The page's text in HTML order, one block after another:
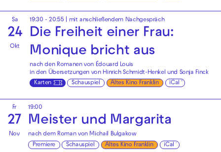
Sa
24
Okt
19:30 - 20:55 | mit anschließendem Nachgespräch
Die Freiheit einer Frau:
Monique bricht aus
nach den Romanen von Édouard Louis
in den Übersetzungen von Hinrich Schmidt-Henkel und Sonja Finck
Karten
Schauspiel Altes Kino Franklin iCal
Fr
27
Nov
19:00
Meister und Margarita
nach dem Roman von Michail Bulgakow
Premiere
Schauspiel Altes Kino Franklin iCal